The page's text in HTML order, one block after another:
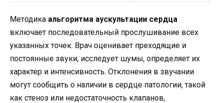
Методика альгоритма аускультации сердца
включает последовательный прослушивание всех
указанных точек. Врач оценивает преходящие и
постоянные звуки, исследует шумы, определяет их
характер и интенсивность. Отклонения в звучании
могут сообщить о наличии в сердце патологии, такой
как стеноз или недостаточность клапанов,